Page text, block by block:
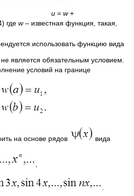
= w+
w– известная функция, такая,
использовать функцию вида
не является обязательным условием.
условий на границе
на основе рядов вида